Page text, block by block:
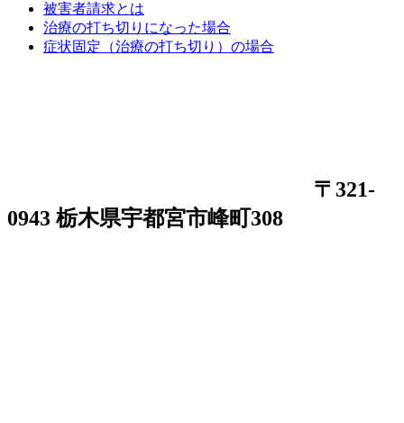
被害者請求とは
治療の打ち切りになった場合
症状固定（治療の打ち切り）の場合
〒321-
0943 栃木県宇都宮市峰町308